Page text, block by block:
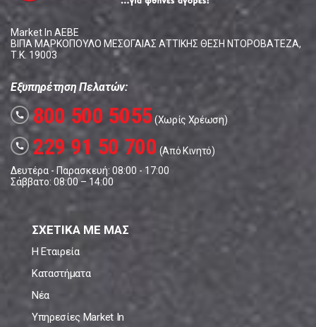
Market In ΑΕΒΕ
ΒΙΠΑ ΜΑΡΚΟΠΟΥΛΟ ΜΕΣΟΓΑΙΑΣ ΑΤΤΙΚΗΣ ΘΕΣΗ ΝΤΟΡΟΒΑΤΕΖΑ,
Τ.Κ. 19003
Εξυπηρέτηση Πελατών:
call 800 500 5055(Χωρίς Χρέωση)
call 229 91 50 700 (Από Κινητό)
Δευτέρα - Παρασκευή: 08:00 - 17:00
Σάββατο: 08:00 – 14:00
ΣΧΕΤΙΚΑ ΜΕ ΜΑΣ
Η Εταιρεία
Καταστήματα
Νέα
Υπηρεσίες Market In